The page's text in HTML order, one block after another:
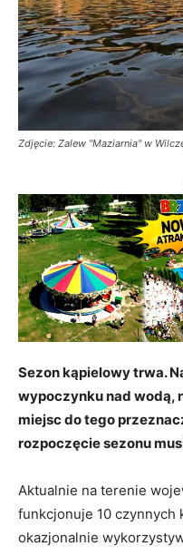
Zdjęcie: Zalew "Maziarnia" w
Sezon kąpielowy trwa.
wypoczynku nad wodą,
miejsc do tego
rozpoczęcie sezonu
Aktualnie na terenie
funkcjonuje 10 czynnych
okazjonalnie